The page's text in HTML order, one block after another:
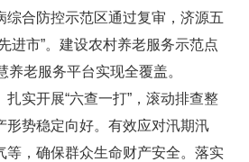
综合防控示范区通过复审，济源五
进市”。建设农村养老服务示范点
养老服务平台实现全覆盖。
实开展“六查一打”，滚动排查整
形势稳定向好。有效应对汛期汛
等，确保群众生命财产安全。落实